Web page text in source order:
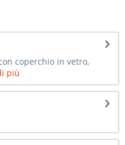
coperchio in vetro,
più